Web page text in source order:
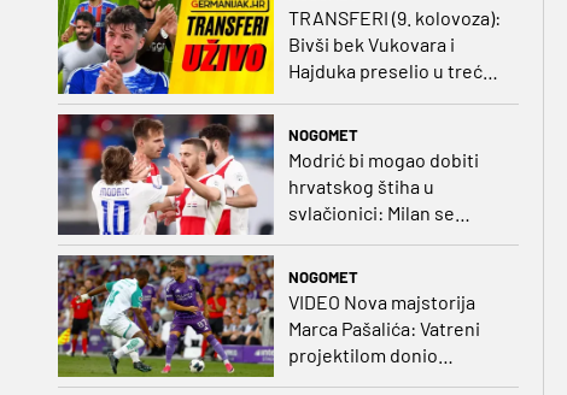
TRANSFERI (9. kolovoza):
Bivši bek Vukovara i
Hajduka preselio u treću
NOGOMET
Modrić bi mogao dobiti
hrvatskog štiha u
svlačionici: Milan se
raspituje za usluge
NOGOMET
VIDEO Nova majstorija
Marca Pašalića: Vatreni
projektilom donio